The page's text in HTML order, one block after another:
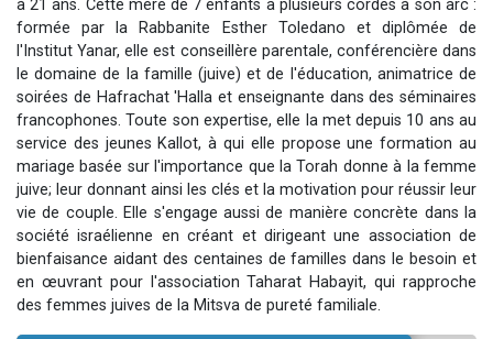
Il reste 49 places pour étudier en groupe sur Zoom
12 nouvelles musiques dans Torah-Box Music
2 personnes viennent de nous rejoindre sur WhatsApp
2 personnes viennent de nous rejoindre sur WhatsApp
à 21 ans. Cette mère de 7 enfants a plusieurs cordes à son arc :
formée par la Rabbanite Esther Toledano et diplômée de
l'Institut Yanar, elle est conseillère parentale, conférencière dans
le domaine de la famille (juive) et de l'éducation, animatrice de
soirées de Hafrachat 'Halla et enseignante dans des séminaires
francophones. Toute son expertise, elle la met depuis 10 ans au
service des jeunes Kallot, à qui elle propose une formation au
mariage basée sur l'importance que la Torah donne à la femme
juive; leur donnant ainsi les clés et la motivation pour réussir leur
vie de couple. Elle s'engage aussi de manière concrète dans la
société israélienne en créant et dirigeant une association de
bienfaisance aidant des centaines de familles dans le besoin et
en œuvrant pour l'association Taharat Habayit, qui rapproche
des femmes juives de la Mitsva de pureté familiale.